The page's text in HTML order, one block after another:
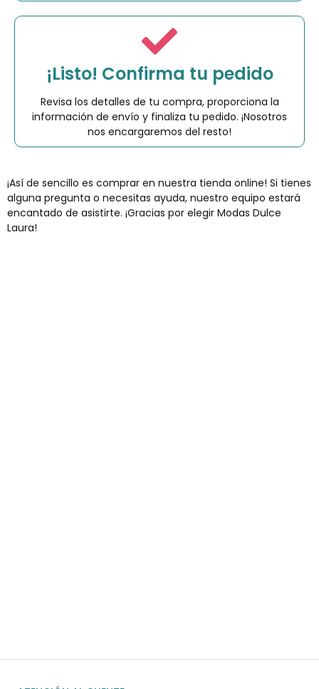
¡Listo! Confirma tu pedido
Revisa los detalles de tu compra, proporciona la
información de envío y finaliza tu pedido. ¡Nosotros
nos encargaremos del resto!
¡Así de sencillo es comprar en nuestra tienda online! Si tienes
alguna pregunta o necesitas ayuda, nuestro equipo estará
encantado de asistirte. ¡Gracias por elegir Modas Dulce
Laura!